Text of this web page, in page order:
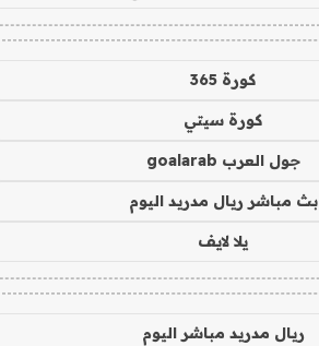
كورة 365
كورة سيتي
جول العرب goalarab
بث مباشر ريال مدريد اليوم
يلا لايف
ريال مدريد مباشر اليوم